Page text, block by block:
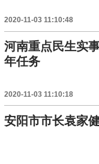
2020-11-03 11:10:48
河南重点民生实
年任务
2020-11-03 11:10:18
安阳市市长袁家